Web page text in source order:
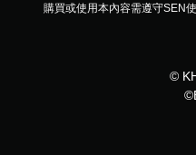
購買或使用本內容需遵守SEN
©